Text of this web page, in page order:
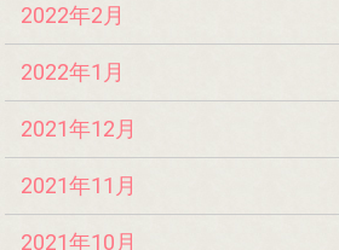
2022年2月
2022年1月
2021年12月
2021年11月
2021年10月